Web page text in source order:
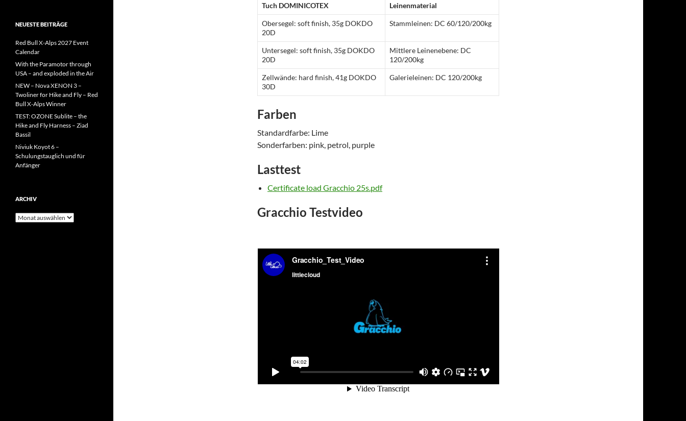
Tuch DOMINICOTEX Leinenmaterial
Obersegel: soft finish, 35g DOKDO
20D
Stammleinen: DC 60/120/200kg
Untersegel: soft finish, 35g DOKDO
20D
Mittlere Leinenebene: DC
120/200kg
Zellwände: hard finish, 41g DOKDO
30D
Galerieleinen: DC 120/200kg
Farben
Standardfarbe: Lime
Sonderfarben: pink, petrol, purple
Lasttest
Certificate load Gracchio 25s.pdf
Gracchio Testvideo
NEUESTE BEITRÄGE
Red Bull X-Alps 2027 Event
Calendar
With the Paramotor through
USA – and exploded in the Air
NEW – Nova XENON 3 –
Twoliner for Hike and Fly – Red
Bull X-Alps Winner
TEST: OZONE Sublite – the
Hike and Fly Harness – Ziad
Bassil
Niviuk Koyot 6 –
Schulungstauglich und für
Anfänger
ARCHIV
Archiv